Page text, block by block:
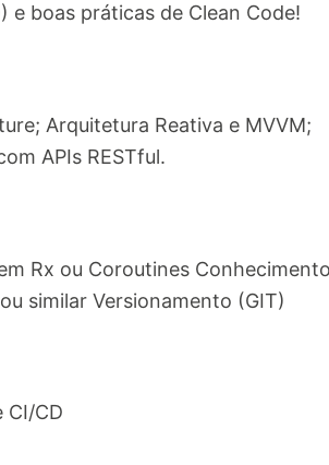
boas práticas de Clean Code!
Arquitetura Reativa e MVVM;
APIs RESTful.
Rx ou Coroutines
similar Versionamento (GIT)
CI/CD